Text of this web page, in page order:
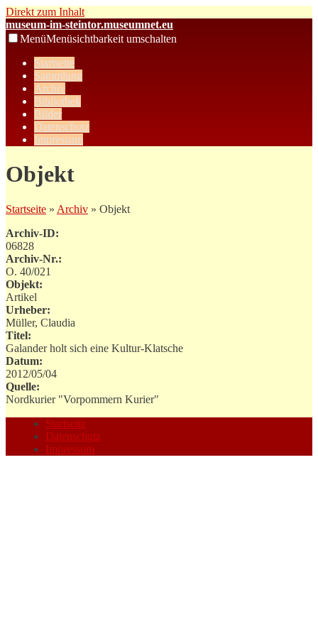
Direkt zum Inhalt
museum-im-steintor.museumnet.eu
MenüMenüsichtbarkeit umschalten
Startseite
Sammlung
Archiv
Bibliothek
Bilder
Datenschutz
Impressum
Objekt
Startseite » Archiv » Objekt
Archiv-ID:
06828
Archiv-Nr.:
O. 40/021
Objekt:
Artikel
Urheber:
Müller, Claudia
Titel:
Galander holt sich eine Kultur-Klatsche
Datum:
2012/05/04
Quelle:
Nordkurier "Vorpommern Kurier"
Startseite
Datenschutz
Impressum